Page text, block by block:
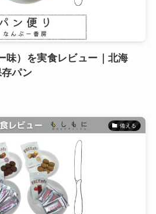
味）を実食レビュー｜北海
パン
備える